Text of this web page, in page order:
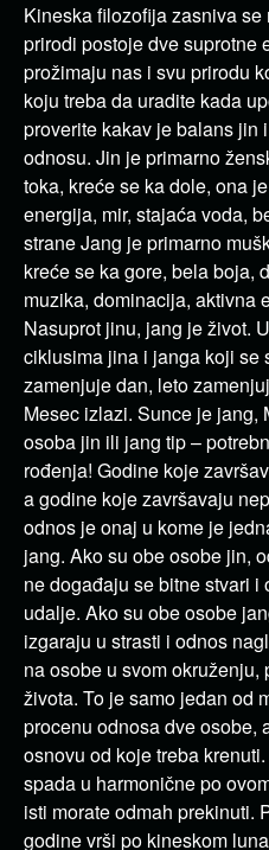
Kineska filozofija zasniva
prirodi postoje dve suprotne
prožimaju nas i svu prirodu
koju treba da uradite kada
proverite kakav je balans jin
odnosu. Jin je primarno
toka, kreće se ka dole, ona
energija, mir, stajaća voda,
strane Jang je primarno
kreće se ka gore, bela boja,
muzika, dominacija, aktivna
Nasuprot jinu, jang je život.
ciklusima jina i janga koji se
zamenjuje dan, leto
Mesec izlazi. Sunce je jang,
osoba jin ili jang tip –
rođenja! Godine koje
a godine koje završavaju
odnos je onaj u kome je
jang. Ako su obe osobe jin,
ne događaju se bitne stvari
udalje. Ako su obe osobe
izgaraju u strasti i odnos
na osobe u svom
života. To je samo jedan od
procenu odnosa dve osobe,
osnovu od koje treba
spada u harmonične po
isti morate odmah prekinuti.
godine vrši po kineskom